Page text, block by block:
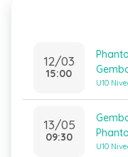
12/03
15:00
U10
13/05
09:30
U10